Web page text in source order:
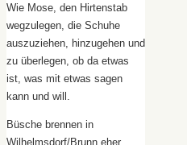
Wie Mose, den Hirtenstab
wegzulegen, die Schuhe
auszuziehen, hinzugehen und
zu überlegen, ob da etwas
ist, was mit etwas sagen
kann und will.
Büsche brennen in
Wilhelmsdorf/Brunn eher